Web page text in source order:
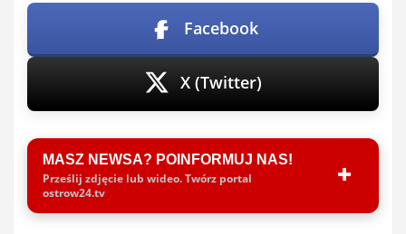
Facebook
X (Twitter)
MASZ NEWSA? POINFORMUJ NAS!
Prześlij zdjęcie lub wideo. Twórz portal
ostrow24.tv